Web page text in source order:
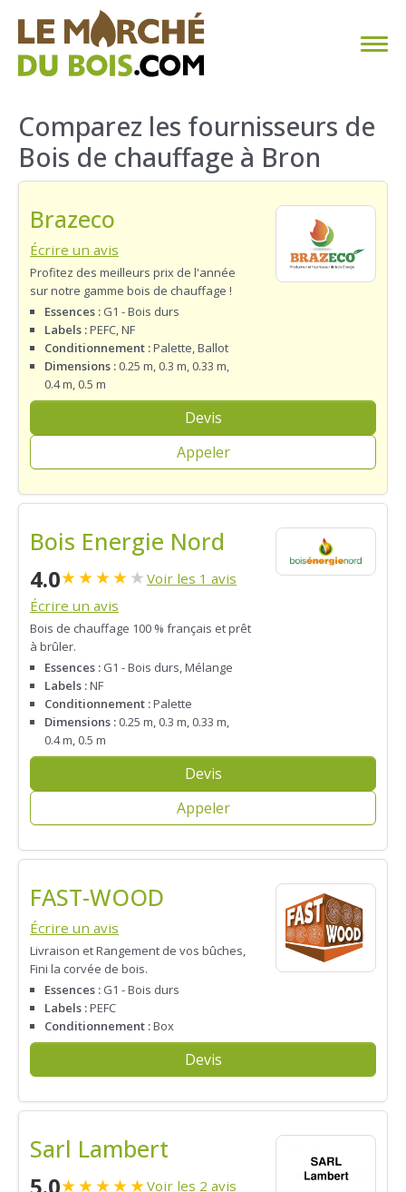
CHAUFFAGE AU BOIS
FAQ
TROUVER SON FOURNISSEUR
BLOG
ESPACE PRO
Comparez les fournisseurs de
Bois de chauffage à Bron
Brazeco
Écrire un avis
Profitez des meilleurs prix de l'année
sur notre gamme bois de chauffage !
Essences : G1 - Bois durs
Labels :PEFC, NF
Conditionnement :Palette, Ballot
Dimensions : 0.25 m, 0.3 m, 0.33 m,
0.4 m, 0.5 m
Devis
Appeler
Bois Energie Nord
4.0★★★★★ Voir les 1 avis
Écrire un avis
Bois de chauffage 100 % français et prêt
à brûler.
Essences : G1 - Bois durs, Mélange
Labels :NF
Conditionnement :Palette
Dimensions : 0.25 m, 0.3 m, 0.33 m,
0.4 m, 0.5 m
Devis
Appeler
FAST-WOOD
Écrire un avis
Livraison et Rangement de vos bûches,
Fini la corvée de bois.
Essences : G1 - Bois durs
Labels :PEFC
Conditionnement :Box
Devis
Sarl Lambert
★★★★★Voir les 2 avis